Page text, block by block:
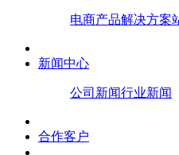
电商产品解决方案
新闻中心
公司新闻行业新闻
合作客户